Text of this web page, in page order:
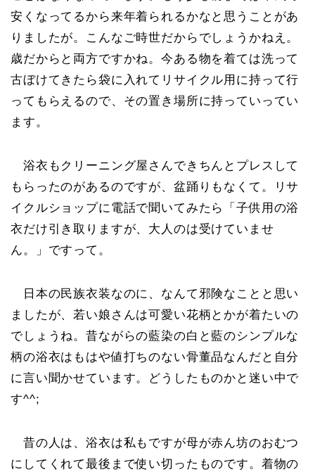
安くなってるから来年着られるかなと思うことがあ
りましたが。こんなご時世だからでしょうかねえ。
歳だからと両方ですかね。今ある物を着ては洗って
古ぼけてきたら袋に入れてリサイクル用に持って行
ってもらえるので、その置き場所に持っていってい
ます。
浴衣もクリーニング屋さんできちんとプレスして
もらったのがあるのですが、盆踊りもなくて。リサ
イクルショップに電話で聞いてみたら「子供用の浴
衣だけ引き取りますが、大人のは受けていませ
ん。」ですって。
日本の民族衣装なのに、なんて邪険なことと思い
ましたが、若い娘さんは可愛い花柄とかが着たいの
でしょうね。昔ながらの藍染の白と藍のシンプルな
柄の浴衣はもはや値打ちのない骨董品なんだと自分
に言い聞かせています。どうしたものかと迷い中で
す^^;
昔の人は、浴衣は私もですが母が赤ん坊のおむつ
にしてくれて最後まで使い切ったものです。着物の